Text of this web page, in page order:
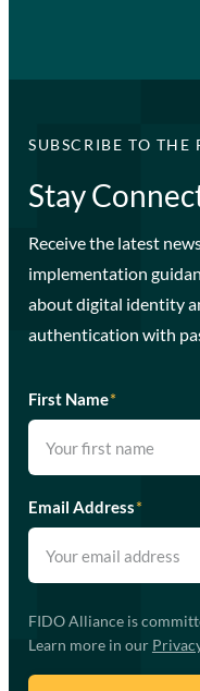
SUBSCRIBE TO THE
Stay
Receive the latest
implementation
about digital identity
authentication with
First Name*
Email Address*
FIDO Alliance is
Learn more in our